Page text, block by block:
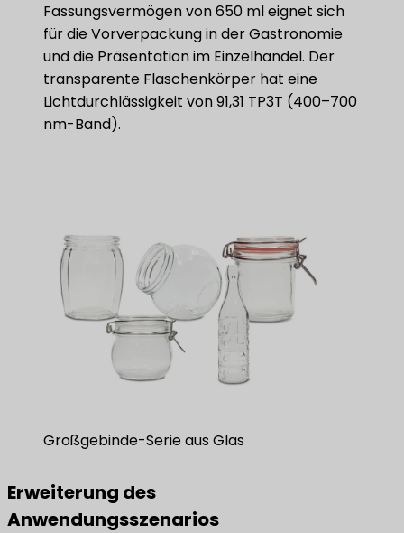
Fassungsvermögen von 650 ml eignet sich
für die Vorverpackung in der Gastronomie
und die Präsentation im Einzelhandel. Der
transparente Flaschenkörper hat eine
Lichtdurchlässigkeit von 91,31 TP3T (400–700
nm-Band).
Großgebinde-Serie aus Glas
Erweiterung des
Anwendungsszenarios